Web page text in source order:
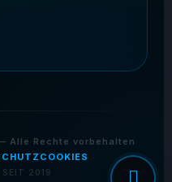
Alle Rechte vorbehalten
COOKIES
SEIT 2019